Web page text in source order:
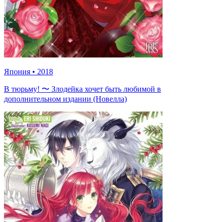
Япония • 2018
В тюрьму! 〜 Злодейка хочет быть любимой в
дополнительном издании (Новелла)